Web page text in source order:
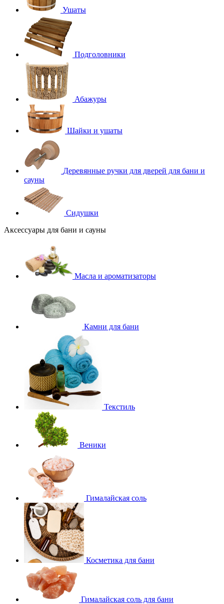
Ушаты
Подголовники
Абажуры
Шайки и ушаты
Деревянные ручки для дверей для бани и
сауны
Сидушки
Аксессуары для бани и сауны
Масла и ароматизаторы
Камни для бани
Текстиль
Веники
Гималайская соль
Косметика для бани
Гималайская соль для бани